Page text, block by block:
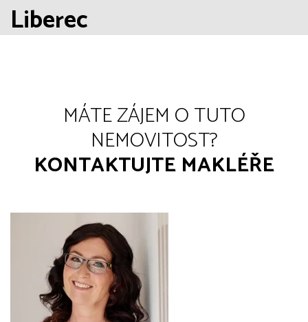
Liberec
MÁTE ZÁJEM O TUTO
NEMOVITOST?
KONTAKTUJTE MAKLÉŘE